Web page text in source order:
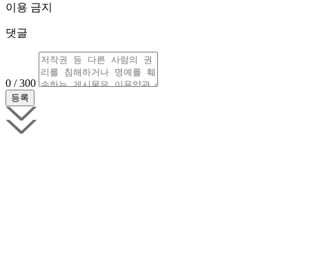
이용 금지
댓글
0 / 300